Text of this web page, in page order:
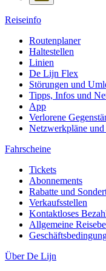
Reiseinfo
Routenplaner
Haltestellen
Linien
De Lijn Flex
Störungen und
Tipps, Infos und
App
Verlorene
Netzwerkpläne
Fahrscheine
Tickets
Abonnements
Rabatte und
Verkaufsstellen
Kontaktloses
Allgemeine
Über De Lijn